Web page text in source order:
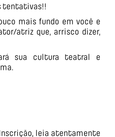
tentativas!!
mais fundo em você e
atriz que, arrisco dizer,
sua cultura teatral e
leia atentamente